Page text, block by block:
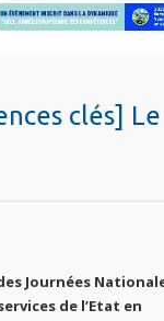
clés]
Journées
de l’Etat en